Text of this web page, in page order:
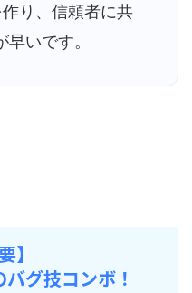
作り、信頼者に共
早いです。
】
グ技コンボ！